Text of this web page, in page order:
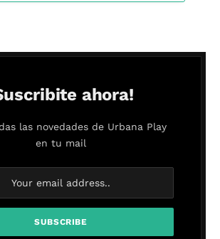
ahora!
las novedades de Urbana Play
en tu mail